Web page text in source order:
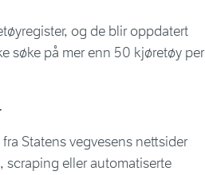
og de blir oppdatert
søke på mer enn 50 kjøretøy per
Statens vegvesens nettsider
scraping eller automatiserte